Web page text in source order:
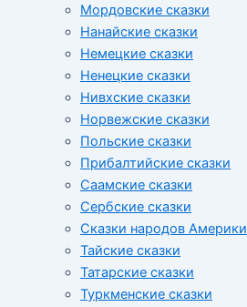
Мордовские сказки
Нанайские сказки
Немецкие сказки
Ненецкие сказки
Нивхские сказки
Норвежские сказки
Польские сказки
Прибалтийские сказки
Cаамские сказки
Сербские сказки
Сказки народов Америки
Тайские сказки
Татарские сказки
Туркменские сказки